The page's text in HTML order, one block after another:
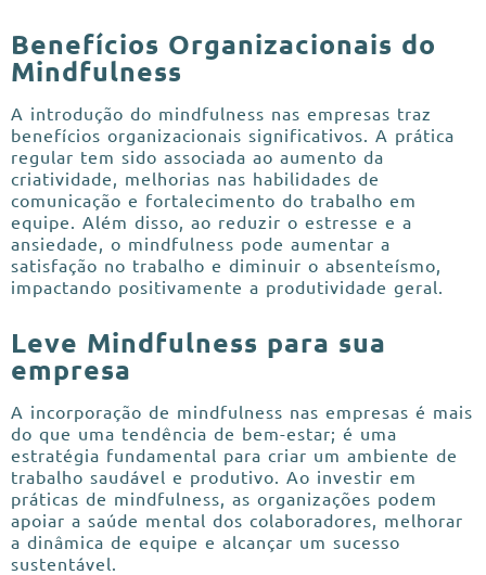
Benefícios Organizacionais do
Mindfulness
A introdução do mindfulness nas empresas traz
benefícios organizacionais significativos. A prática
regular tem sido associada ao aumento da
criatividade, melhorias nas habilidades de
comunicação e fortalecimento do trabalho em
equipe. Além disso, ao reduzir o estresse e a
ansiedade, o mindfulness pode aumentar a
satisfação no trabalho e diminuir o absenteísmo,
impactando positivamente a produtividade geral.
Leve Mindfulness para sua
empresa
A incorporação de mindfulness nas empresas é mais
do que uma tendência de bem-estar; é uma
estratégia fundamental para criar um ambiente de
trabalho saudável e produtivo. Ao investir em
práticas de mindfulness, as organizações podem
apoiar a saúde mental dos colaboradores, melhorar
a dinâmica de equipe e alcançar um sucesso
sustentável.